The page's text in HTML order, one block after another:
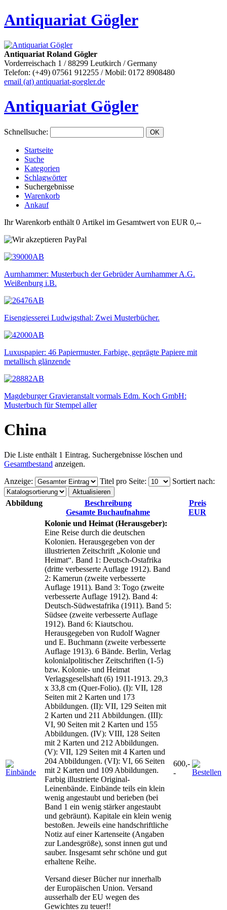
Antiquariat Gögler
Antiquariat Roland Gögler
Vorderreischach 1 / 88299 Leutkirch / Germany
Telefon: (+49) 07561 912255 / Mobil: 0172 8908480
email (at) antiquariat-goegler.de
Antiquariat Gögler
Schnellsuche:
Startseite
Suche
Kategorien
Schlagwörter
Suchergebnisse
Warenkorb
Ankauf
Ihr Warenkorb enthält 0 Artikel im Gesamtwert von EUR 0,--
Aurnhammer: Musterbuch der Gebrüder Aurnhammer A.G.
Weißenburg i.B.
Eisengiesserei Ludwigsthal: Zwei Musterbücher.
Luxuspapier: 46 Papiermuster. Farbige, geprägte Papiere mit
metallisch glänzende
Magdeburger Gravieranstalt vormals Edm. Koch GmbH:
Musterbuch für Stempel aller
China
Die Liste enthält 1 Eintrag. Suchergebnisse löschen und
Gesamtbestand anzeigen.
Anzeige: Titel pro Seite: Sortiert nach:
Abbildung
Beschreibung
Gesamte Buchaufnahme
Preis
EUR
Kolonie und Heimat (Herausgeber):
Eine Reise durch die deutschen
Kolonien. Herausgegeben von der
illustrierten Zeitschrift „Kolonie und
Heimat“. Band 1: Deutsch-Ostafrika
(dritte verbesserte Auflage 1912). Band
2: Kamerun (zweite verbesserte
Auflage 1911). Band 3: Togo (zweite
verbesserte Auflage 1912). Band 4:
Deutsch-Südwestafrika (1911). Band 5:
Südsee (zweite verbesserte Auflage
1912). Band 6: Kiautschou.
Herausgegeben von Rudolf Wagner
und E. Buchmann (zweite verbesserte
Auflage 1913). 6 Bände. Berlin, Verlag
kolonialpolitischer Zeitschriften (1-5)
bzw. Kolonie- und Heimat
Verlagsgesellshaft (6) 1911-1913. 29,3
x 33,8 cm (Quer-Folio). (I): VII, 128
Seiten mit 2 Karten und 173
Abbildungen. (II): VII, 129 Seiten mit
2 Karten und 211 Abbildungen. (III):
VI, 90 Seiten mit 2 Karten und 155
Abbildungen. (IV): VIII, 128 Seiten
mit 2 Karten und 212 Abbildungen.
(V): VII, 129 Seiten mit 4 Karten und
204 Abbildungen. (VI): VI, 66 Seiten
mit 2 Karten und 109 Abbildungen.
Farbig illustrierte Original-
Leinenbände. Einbände teils ein klein
wenig angestaubt und berieben (bei
Band 1 ein wenig stärker angestaubt
und gebräunt). Kapitale ein klein wenig
bestoßen. Jeweils eine handschriftliche
Notiz auf einer Kartenseite (Angaben
zur Landesgröße), sonst innen gut und
sauber. Insgesamt sehr schöne und gut
erhaltene Reihe.
Versand dieser Bücher nur innerhalb
der Europäischen Union. Versand
ausserhalb der EU wegen des
Gewichtes zu teuer!!
600,-
-